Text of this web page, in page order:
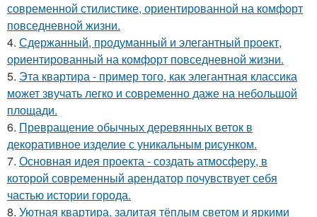
современной стилистике, ориентированной на комфорт
повседневной жизни.
4. Сдержанный, продуманный и элегантный проект,
ориентированный на комфорт повседневной жизни.
5. Эта квартира - пример того, как элегантная классика
может звучать легко и современно даже на небольшой
площади.
6. Превращение обычных деревянных веток в
декоративное изделие с уникальным рисунком.
7. Основная идея проекта - создать атмосферу, в
которой современный арендатор почувствует себя
частью истории города.
8. Уютная квартира, залитая тёплым светом и яркими